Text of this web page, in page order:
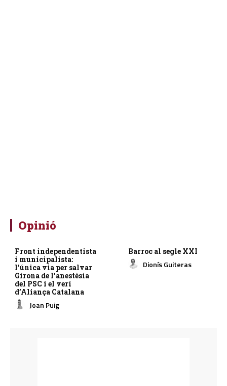
Opinió
Front independentista
i municipalista:
l’única via per salvar
Girona de l’anestèsia
del PSC i el verí
d’Aliança Catalana
Joan Puig
Barroc al segle XXI
Dionís Guiteras